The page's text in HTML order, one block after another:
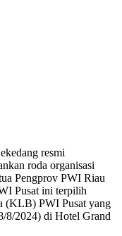
resmi
roda organisasi
Pengprov PWI Riau
Pusat ini terpilih
(KLB) PWI Pusat yang
8/2024) di Hotel Grand